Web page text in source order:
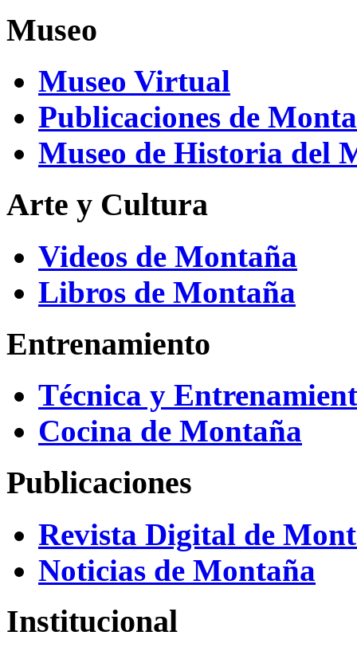
Museo
Museo Virtual
Publicaciones de
Museo de Historia del
Arte y Cultura
Videos de Montaña
Libros de Montaña
Entrenamiento
Técnica y
Cocina de Montaña
Publicaciones
Revista Digital de
Noticias de Montaña
Institucional